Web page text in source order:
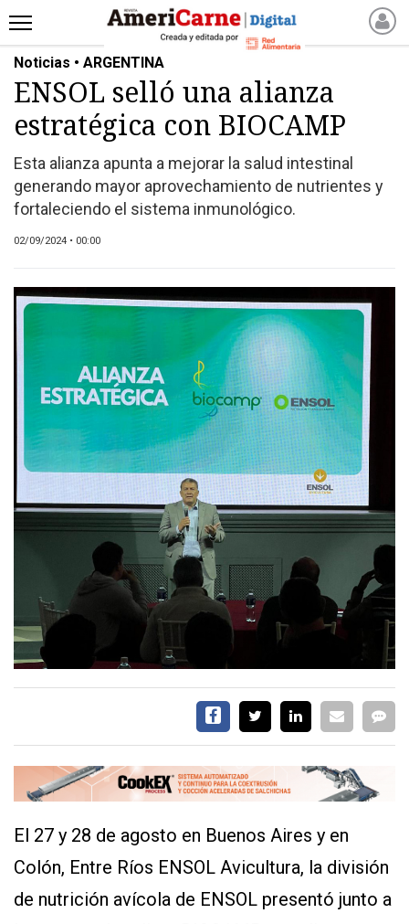
INICIO
NOTICIAS RECIENTES
NOTICIAS
PRODUCCIÓN
PROCESO
PRODUCTO
MARKETPLACE
REVISTAS
REVISTAS
CATÁLOGO DE CORTES
DE CARNE VACUNA
EVENTOS Y
CAPACITACIONES
DIRECTORIO
CALENDARIO
MEDIA KIT
TEMAS DESTACADOS
CARNE
FRIGORIFICO
VACAS
INVESTIGACIÓN
SERVICIOS
Noticias • ARGENTINA
ENSOL selló una alianza
estratégica con BIOCAMP
Esta alianza apunta a mejorar la salud intestinal
generando mayor aprovechamiento de nutrientes y
fortaleciendo el sistema inmunológico.
02/09/2024 • 00:00
El 27 y 28 de agosto en Buenos Aires y en
Colón, Entre Ríos ENSOL Avicultura, la división
de nutrición avícola de ENSOL presentó junto a